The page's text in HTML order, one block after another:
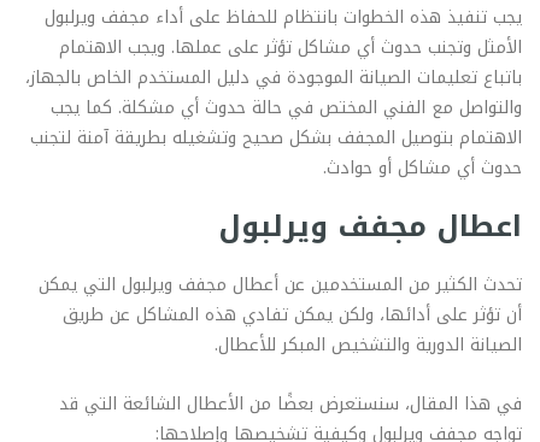
يجب تنفيذ هذه الخطوات بانتظام للحفاظ على أداء مجفف ويرلبول
الأمثل وتجنب حدوث أي مشاكل تؤثر على عملها. ويجب الاهتمام
باتباع تعليمات الصيانة الموجودة في دليل المستخدم الخاص بالجهاز،
والتواصل مع الفني المختص في حالة حدوث أي مشكلة. كما يجب
الاهتمام بتوصيل المجفف بشكل صحيح وتشغيله بطريقة آمنة لتجنب
حدوث أي مشاكل أو حوادث.
اعطال مجفف ويرلبول
تحدث الكثير من المستخدمين عن أعطال مجفف ويرلبول التي يمكن
أن تؤثر على أدائها، ولكن يمكن تفادي هذه المشاكل عن طريق
الصيانة الدورية والتشخيص المبكر للأعطال.
في هذا المقال، سنستعرض بعضًا من الأعطال الشائعة التي قد
تواجه مجفف ويرلبول وكيفية تشخيصها وإصلاحها: